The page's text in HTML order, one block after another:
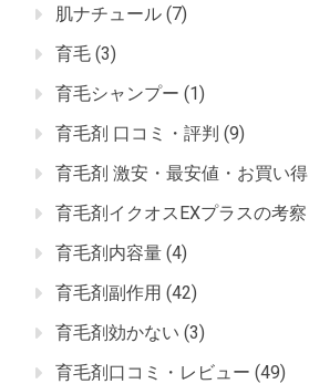
肌ナチュール (7)
育毛 (3)
育毛シャンプー (1)
育毛剤 口コミ・評判 (9)
育毛剤 激安・最安値・お買い得
育毛剤イクオスEXプラスの考察
育毛剤内容量 (4)
育毛剤副作用 (42)
育毛剤効かない (3)
育毛剤口コミ・レビュー (49)